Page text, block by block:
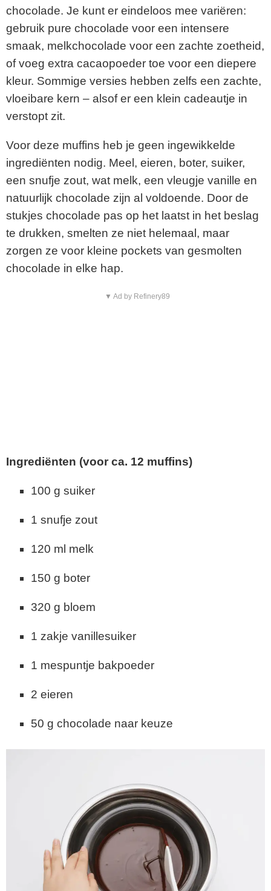
chocolade. Je kunt er eindeloos mee variëren:
gebruik pure chocolade voor een intensere
smaak, melkchocolade voor een zachte zoetheid,
of voeg extra cacaopoeder toe voor een diepere
kleur. Sommige versies hebben zelfs een zachte,
vloeibare kern – alsof er een klein cadeautje in
verstopt zit.
Voor deze muffins heb je geen ingewikkelde
ingrediënten nodig. Meel, eieren, boter, suiker,
een snufje zout, wat melk, een vleugje vanille en
natuurlijk chocolade zijn al voldoende. Door de
stukjes chocolade pas op het laatst in het beslag
te drukken, smelten ze niet helemaal, maar
zorgen ze voor kleine pockets van gesmolten
chocolade in elke hap.
▼ Ad by Refinery89
Ingrediënten (voor ca. 12 muffins)
100 g suiker
1 snufje zout
120 ml melk
150 g boter
320 g bloem
1 zakje vanillesuiker
1 mespuntje bakpoeder
2 eieren
50 g chocolade naar keuze